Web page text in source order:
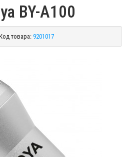
BY-A100
товара: 9201017